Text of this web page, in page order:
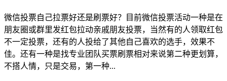
微信投票自己拉票好还是刷票好？目前微信投票活动一种是在
朋友圈或群里发红包拉动亲戚朋友投票，当然有的人领取红包
不一定投票，还有的人投给了其他自己喜欢的选手，效果不
佳。还有一种是找专业团队买票刷票相对来说第二种更划算，
不搭人情，只是交易，第一种...